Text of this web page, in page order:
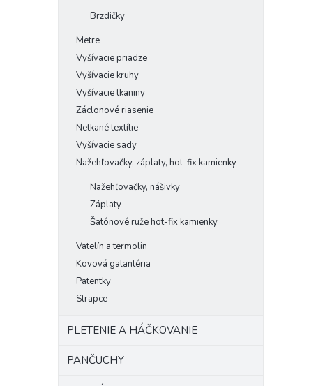
Brzdičky
Metre
Vyšívacie priadze
Vyšívacie kruhy
Vyšívacie tkaniny
Záclonové riasenie
Netkané textílie
Vyšívacie sady
Nažehľovačky, záplaty, hot-fix kamienky
Nažehľovačky, nášivky
Záplaty
Šatónové ruže hot-fix kamienky
Vatelín a termolin
Kovová galantéria
Patentky
Strapce
PLETENIE A HÁČKOVANIE
PANČUCHY